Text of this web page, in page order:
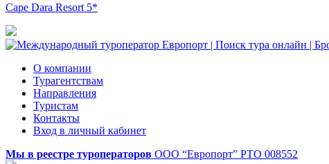
Cape Dara Resort 5*
О компании
Турагентствам
Направления
Туристам
Контакты
Вход в личный кабинет
Мы в реестре туроператоров ООО “Европорт” РТО 008552